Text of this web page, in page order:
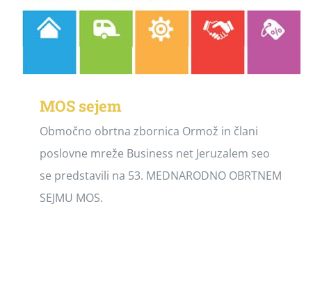
MOS sejem
Območno obrtna zbornica Ormož in člani
poslovne mreže Business net Jeruzalem seo
se predstavili na 53. MEDNARODNO OBRTNEM
SEJMU MOS.